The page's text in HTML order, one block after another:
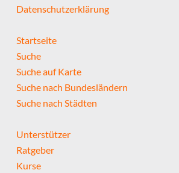
Datenschutzerklärung
Startseite
Suche
Suche auf Karte
Suche nach Bundesländern
Suche nach Städten
Unterstützer
Ratgeber
Kurse